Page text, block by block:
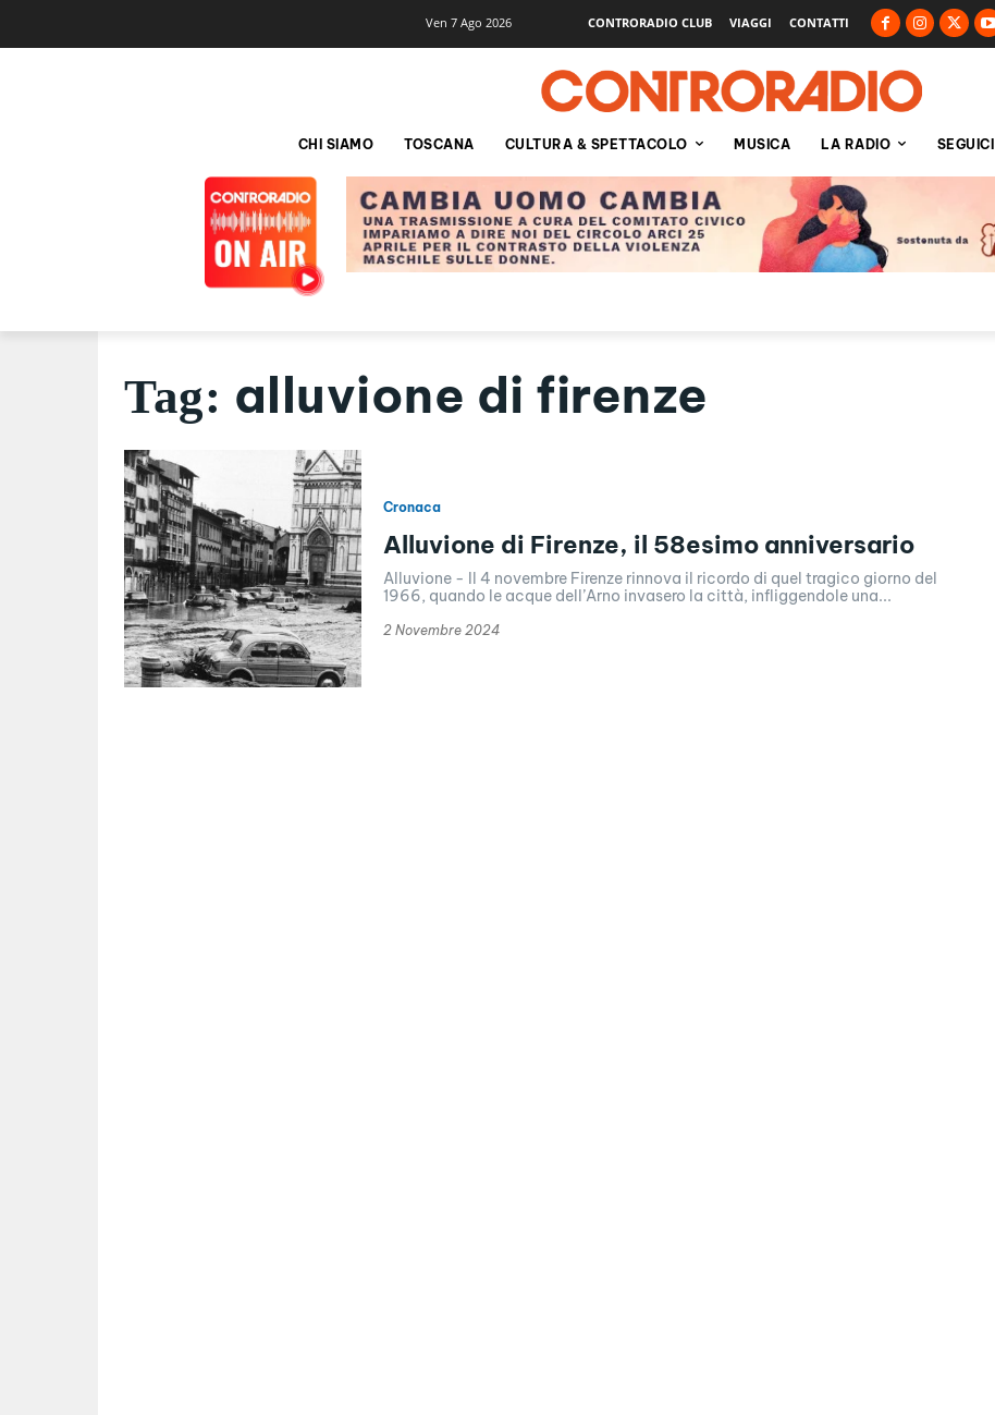
Ven 7 Ago 2026 CONTRORADIO CLUB VIAGGI CONTATTI
CHI SIAMO TOSCANA CULTURA & SPETTACOLO MUSICA LA RADIO SEGUICI
Tag: alluvione di firenze
Cronaca
Alluvione di Firenze, il 58esimo anniversario
Alluvione - Il 4 novembre Firenze rinnova il ricordo di quel tragico giorno del
1966, quando le acque dell’Arno invasero la città, infliggendole una...
2 Novembre 2024